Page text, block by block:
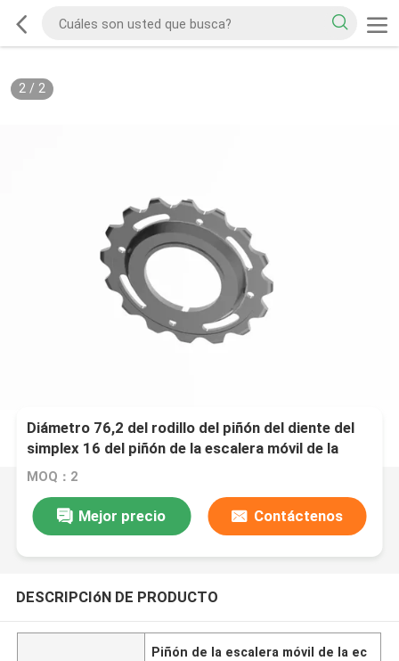
2/ 2
Diámetro 76,2 del rodillo del piñón del diente del
simplex 16 del piñón de la escalera móvil de la
echada 135,46
MOQ：2
Mejor precio Contáctenos
DESCRIPCIóN DE PRODUCTO
Piñón de la escalera móvil de la ec